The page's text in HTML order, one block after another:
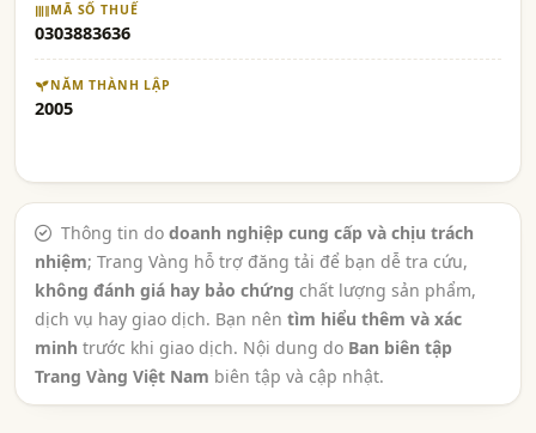
MÃ SỐ THUẾ
0303883636
NĂM THÀNH LẬP
2005
Thông tin do doanh nghiệp cung cấp và chịu trách
nhiệm; Trang Vàng hỗ trợ đăng tải để bạn dễ tra cứu,
không đánh giá hay bảo chứng chất lượng sản phẩm,
dịch vụ hay giao dịch. Bạn nên tìm hiểu thêm và xác
minh trước khi giao dịch. Nội dung do Ban biên tập
Trang Vàng Việt Nam biên tập và cập nhật.